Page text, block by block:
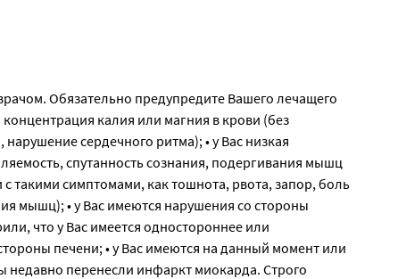
Обязательно предупредите Вашего лечащего
калия или магния в крови (без
сердечного ритма); • у Вас низкая
спутанность сознания, подергивания мышц
такими симптомами, как тошнота, рвота, запор, боль
мышц); • у Вас имеются нарушения со стороны
что у Вас имеется одностороннее или
печени; • у Вас имеются на данный момент или
недавно перенесли инфаркт миокарда. Строго